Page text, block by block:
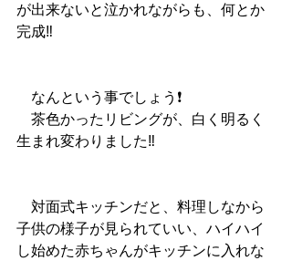
が出来ないと泣かれながらも、何とか
完成‼️
なんという事でしょう❗️
茶色かったリビングが、白く明るく
生まれ変わりました‼️
対面式キッチンだと、料理しなから
子供の様子が見られていい、ハイハイ
し始めた赤ちゃんがキッチンに入れな